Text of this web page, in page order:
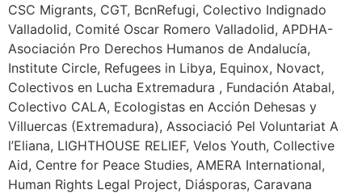
CSC Migrants, CGT, BcnRefugi, Colectivo Indignado
Valladolid, Comité Oscar Romero Valladolid, APDHA-
Asociación Pro Derechos Humanos de Andalucía,
Institute Circle, Refugees in Libya, Equinox, Novact,
Colectivos en Lucha Extremadura , Fundación Atabal,
Colectivo CALA, Ecologistas en Acción Dehesas y
Villuercas (Extremadura), Associació Pel Voluntariat A
l’Eliana, LIGHTHOUSE RELIEF, Velos Youth, Collective
Aid, Centre for Peace Studies, AMERA International,
Human Rights Legal Project, Diásporas, Caravana